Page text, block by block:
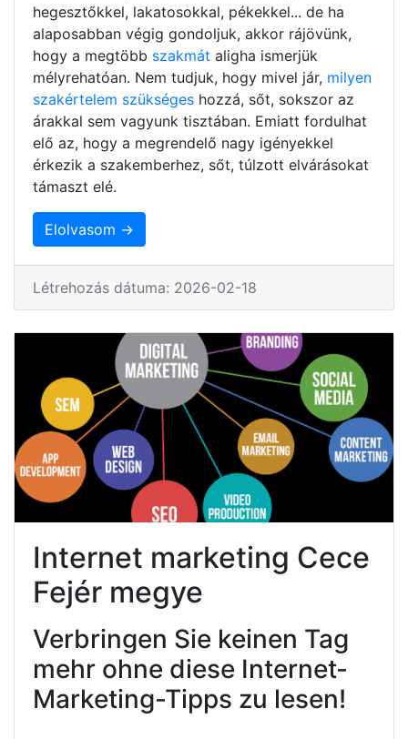
hegesztőkkel, lakatosokkal, pékekkel... de ha
alaposabban végig gondoljuk, akkor rájövünk,
hogy a megtöbb szakmát aligha ismerjük
mélyrehatóan. Nem tudjuk, hogy mivel jár, milyen
szakértelem szükséges hozzá, sőt, sokszor az
árakkal sem vagyunk tisztában. Emiatt fordulhat
elő az, hogy a megrendelő nagy igényekkel
érkezik a szakemberhez, sőt, túlzott elvárásokat
támaszt elé.
Elolvasom →
Létrehozás dátuma: 2026-02-18
Internet marketing Cece
Fejér megye
Verbringen Sie keinen Tag
mehr ohne diese Internet-
Marketing-Tipps zu lesen!